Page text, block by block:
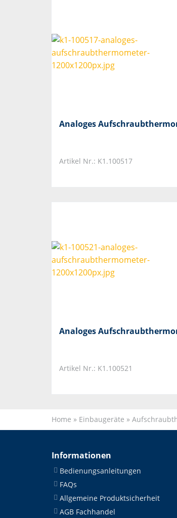
Analoges
Artikel Nr.: K1.100517
Analoges
Artikel Nr.: K1.100521
Home » Einbaugeräte »
Informationen
Bedienungsanleitungen
FAQs
Allgemeine Produktsicherheit
AGB Fachhandel